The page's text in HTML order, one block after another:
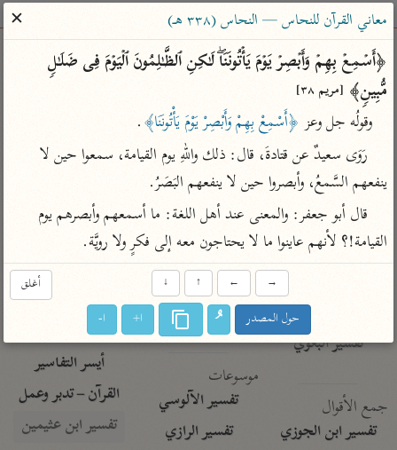
ساهم معنا في نشر القرآن والعلم الشرعي
الباحث القرآني
بحث تفسير علوم
Type 2 or more characters for results.
Type 1 or more
characters for results.
أمّهات
تفسير الطبري
تفسير القرطبي
تفسير البغوي
جمع الأقوال
تفسير ابن الجوزي
عامّة
فتح البيان للقنوجي
فتح القدير للشوكاني
تفسير ابن جزي
موسوعات
تفسير الآلوسي
تفسير الرازي
معاصرة
الميسر
المختصر في
التفسير
تفسير السعدي
أيسر التفاسير
القرآن – تدبر وعمل
تفسير ابن عثيمين
معاني القرآن للنحاس — النحاس (٣٣٨ هـ)
✕
مُّبِینࣲ﴾ [مريم ٣٨]
وقولُه جل وعز ﴿أَسْمِعْ بِهِمْ وَأَبْصِرْ يَوْمَ يَأْتُونَنَا﴾.
ينفعهم السَّمعُ، وأبصروا حين لا ينفعهم البَصَرُ.
القيامة!؟ لأنهم عاينوا ما لا يحتاجون معه إلى فكرٍ ولا رويَّة.
أغلق →
←
↑
↓
حول المصدر ا+ ا-